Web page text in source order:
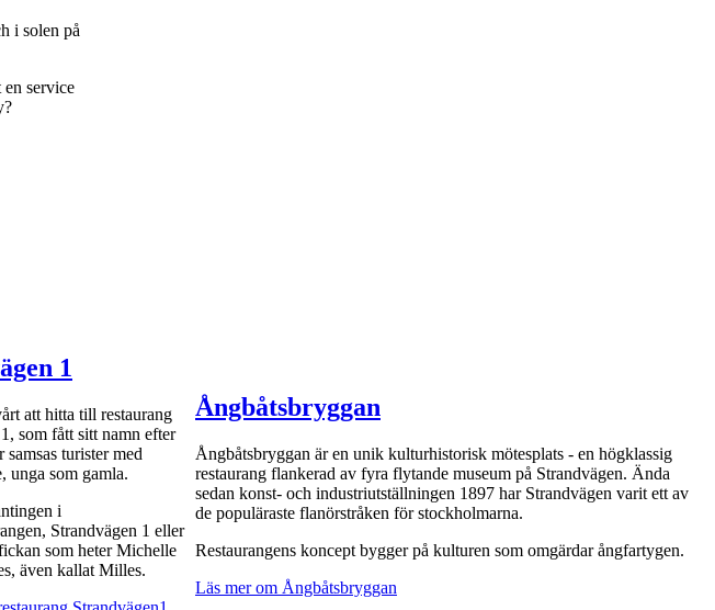
i solen på
en service
1
att hitta till restaurang
som fått sitt namn efter
samsas turister med
unga som gamla.
i
Strandvägen 1 eller
som heter Michelle
även kallat Milles.
Ångbåtsbryggan
Ångbåtsbryggan är en unik kulturhistorisk mötesplats - en högklassig
restaurang flankerad av fyra flytande museum på Strandvägen. Ända
sedan konst- och industriutställningen 1897 har Strandvägen varit ett av
de populäraste flanörstråken för stockholmarna.
Restaurangens koncept bygger på kulturen som omgärdar ångfartygen.
Läs mer om Ångbåtsbryggan